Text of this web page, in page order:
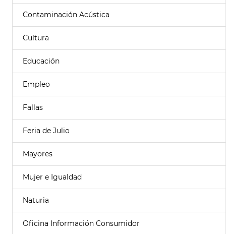
Contaminación Acústica
Cultura
Educación
Empleo
Fallas
Feria de Julio
Mayores
Mujer e Igualdad
Naturia
Oficina Información Consumidor